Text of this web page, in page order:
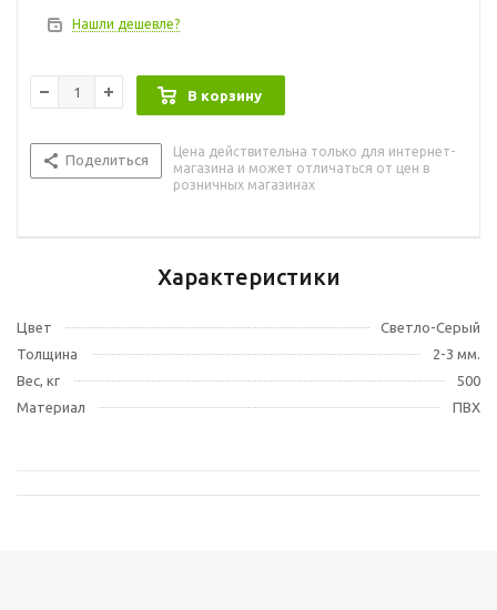
Нашли дешевле?
В корзину
Поделиться
Цена действительна только для интернет-
магазина и может отличаться от цен в
розничных магазинах
Характеристики
Цвет
Светло-Серый
Толщина
2-3 мм.
Вес, кг
500
Материал
ПВХ